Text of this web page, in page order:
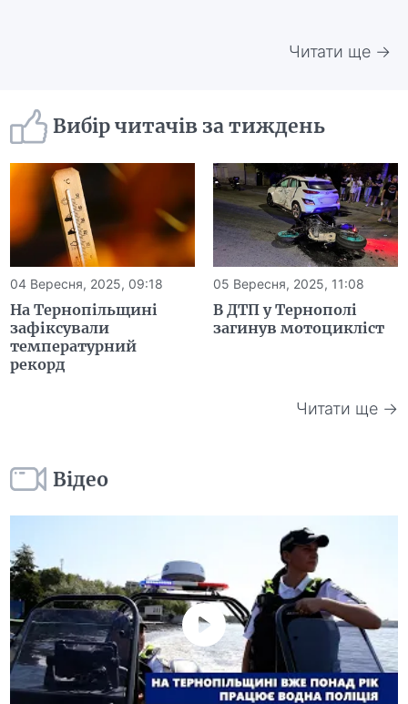
Читати ще →
Вибір читачів за тиждень
04 Вересня, 2025, 09:18
На Тернопільщині
зафіксували
температурний
рекорд
05 Вересня, 2025, 11:08
В ДТП у Тернополі
загинув мотоцикліст
Читати ще →
Відео